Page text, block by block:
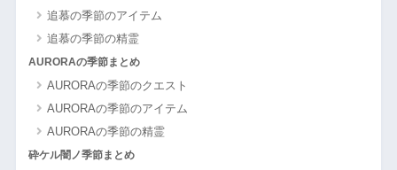
追慕の季節のアイテム
追慕の季節の精霊
AURORAの季節まとめ
AURORAの季節のクエスト
AURORAの季節のアイテム
AURORAの季節の精霊
砕ケル闇ノ季節まとめ